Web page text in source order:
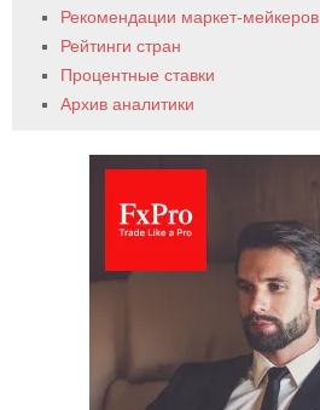
Рекомендации маркет-мейкеров
Рейтинги стран
Процентные ставки
Архив аналитики